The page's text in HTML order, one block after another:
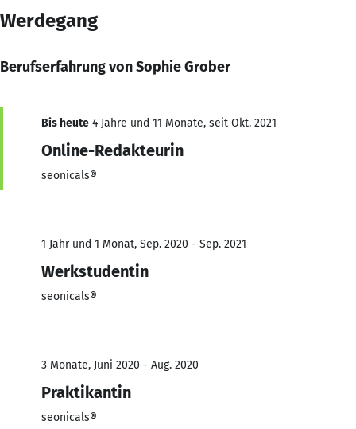
Werdegang
Berufserfahrung von Sophie Grober
Bis heute 4 Jahre und 11 Monate, seit Okt. 2021
Online-Redakteurin
seonicals®
1 Jahr und 1 Monat, Sep. 2020 - Sep. 2021
Werkstudentin
seonicals®
3 Monate, Juni 2020 - Aug. 2020
Praktikantin
seonicals®